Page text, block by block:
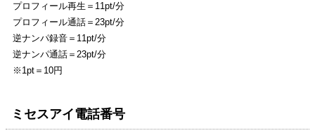
プロフィール再生＝11pt/分
プロフィール通話＝23pt/分
逆ナンパ録音＝11pt/分
逆ナンパ通話＝23pt/分
※1pt＝10円
ミセスアイ電話番号